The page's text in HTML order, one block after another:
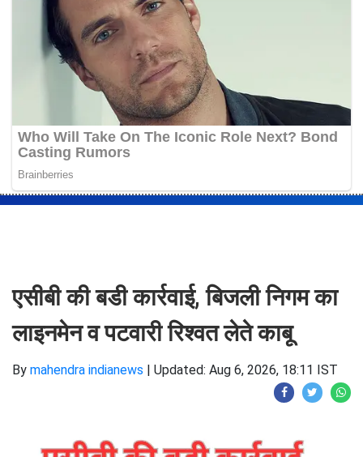
एसीबी की बडी कार्रवाई, बिजली निगम का
लाइनमेन व पटवारी रिश्वत लेते काबू
By mahendra indianews | Updated: Aug 6, 2026, 18:11 IST